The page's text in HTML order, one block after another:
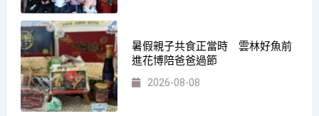
暑假親子共食正當時 雲林好魚前
進花博陪爸爸過節
2026-08-08